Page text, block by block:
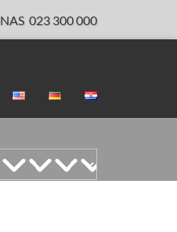
023 300 000